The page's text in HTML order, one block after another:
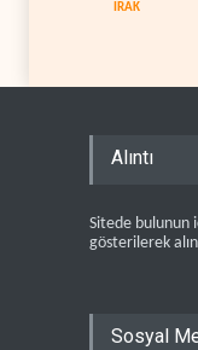
IRAK
Alıntı
Sitede bulunun
gösterilerek
Sosyal